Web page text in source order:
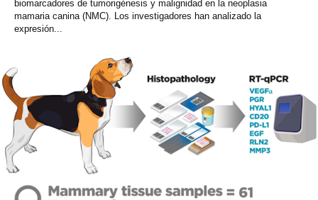
biomarcadores de tumorigénesis y malignidad en la neoplasia
mamaria canina (NMC). Los investigadores han analizado la
expresión...